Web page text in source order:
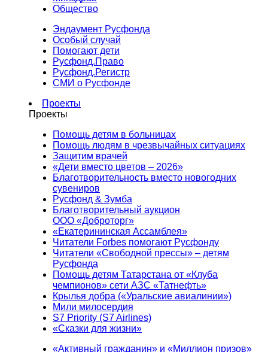
Общество
Эндаумент Русфонда
Особый случай
Помогают дети
Русфонд.Право
Русфонд.Регистр
СМИ о Русфонде
Проекты
Проекты
Помощь детям в больницах
Помощь людям в чрезвычайных ситуациях
Защитим врачей
«Дети вместо цветов – 2026»
Благотворительность вместо новогодних
сувениров
Русфонд & Зумба
Благотворительный аукцион
ООО «Доброторг»
«Екатерининская Ассамблея»
Читатели Forbes помогают Русфонду
Читатели «Свободной прессы» – детям
Русфонда
Помощь детям Татарстана от «Клуба
чемпионов» сети АЗС «Татнефть»
Крылья добра («Уральские авиалинии»)
Мили милосердия
S7 Priority (S7 Airlines)
«Сказки для жизни»
«Активный гражданин» и «Миллион призов»